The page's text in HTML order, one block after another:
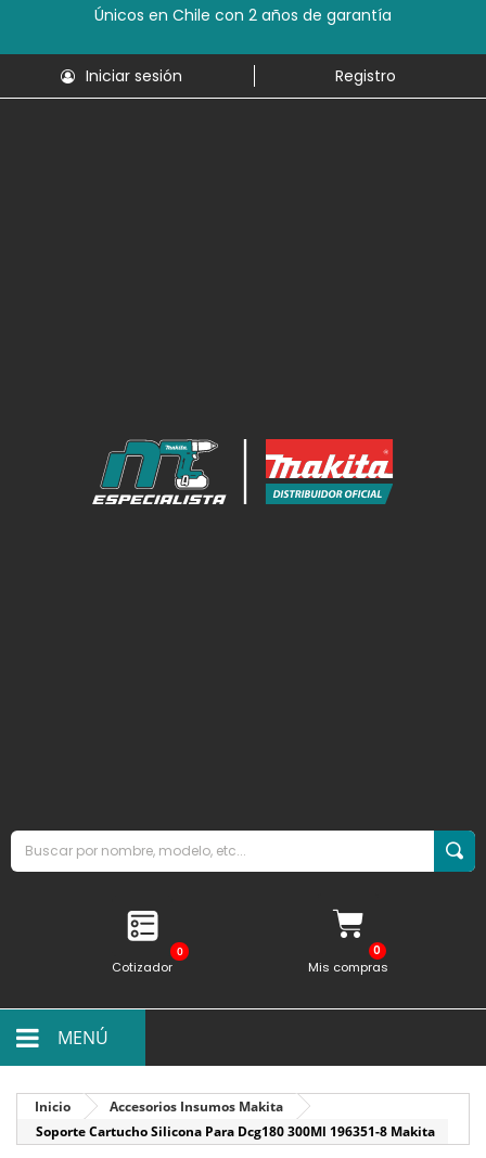
Únicos en Chile con 2 años de garantía
Iniciar sesión Registro
0
Cotizador Mis compras
MENÚ
Inicio
Accesorios Insumos Makita
Soporte Cartucho Silicona Para Dcg180 300Ml 196351-8 Makita